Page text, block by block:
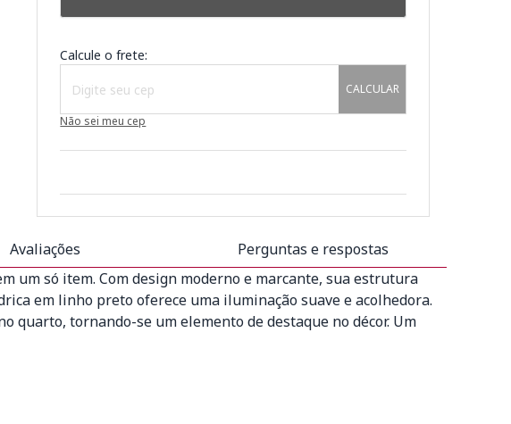
Calcule o frete:
CALCULAR
Não sei meu cep
Avaliações
Perguntas e respostas
um só item. Com design moderno e marcante, sua estrutura
em linho preto oferece uma iluminação suave e acolhedora.
quarto, tornando-se um elemento de destaque no décor. Um